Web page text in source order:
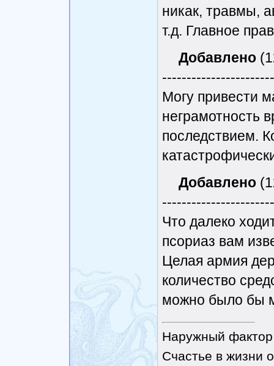
никак, травмы,
т.д. Главное
Добавлено
Могу привести
неграмотность
последствием.
Добавлено
Что далеко
псориаз вам
Целая армия
количество
можно было бы
Наружный фактор
Счастье в жизни